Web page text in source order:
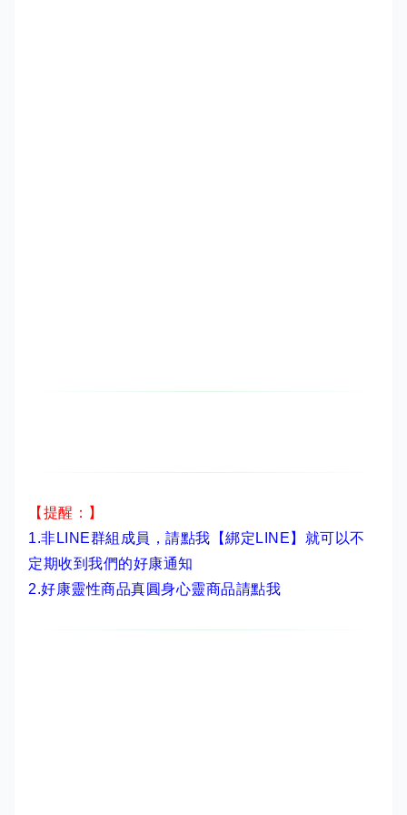
【提醒：】
1.非LINE群組成員， 請點我【綁定LINE】 就可以不
定期收到我們的好康通知
2.好康靈性商品真圓身心靈商品請點我